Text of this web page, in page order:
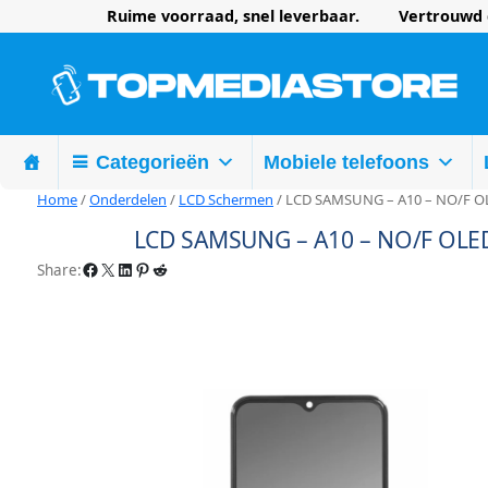
Ruime voorraad, snel leverbaar.
Categorieën Mobiele telefoons
Home/Onderdelen / LCD Schermen / LCD SAMSUNG – A10 – NO/F
LCD SAMSUNG – A10 – NO/F
Share:Facebook X LinkedIn Pinterest Reddit